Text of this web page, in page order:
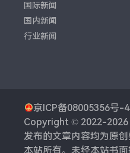
国际新闻
国内新闻
行业新闻
京ICP备08005356号-4
Copyright © 2022-2026
发布的文章内容均为原
本站所有。未经本站书